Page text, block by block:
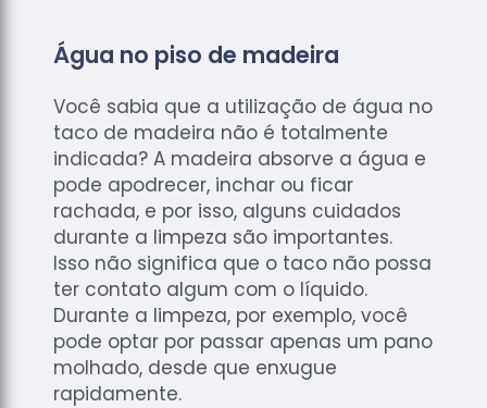
Água no piso de madeira
Você sabia que a utilização de água no
taco de madeira não é totalmente
indicada? A madeira absorve a água e
pode apodrecer, inchar ou ficar
rachada, e por isso, alguns cuidados
durante a limpeza são importantes.
Isso não significa que o taco não possa
ter contato algum com o líquido.
Durante a limpeza, por exemplo, você
pode optar por passar apenas um pano
molhado, desde que enxugue
rapidamente.